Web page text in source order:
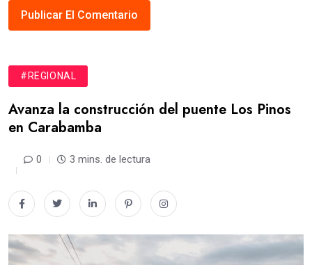
#REGIONAL
Avanza la construcción del puente Los Pinos
en Carabamba
0 3 mins. de lectura